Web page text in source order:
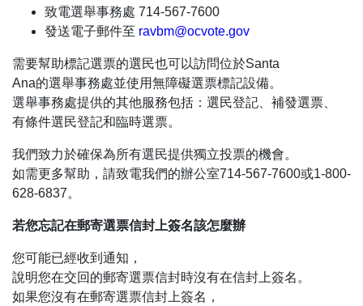
致電選舉事務處 714-567-7600
發送電子郵件至 ravbm@ocvote.gov
需要幫助標記選票的選民也可以訪問位於Santa
Ana的選舉事務處並使用無障礙選票標記設備。
選舉事務處提供的其他服務包括：選民登記、補發選票、
有條件選民登記和臨時選票。
我們致力於確保為所有選民提供獨立投票的機會。
如需更多幫助，請致電我們的辦公室714-567-7600或1-800-
628-6837。
若您忘記在郵寄選票信封上簽名該怎麼辦
您可能已經收到通知，
說明您在交回的郵寄選票信封時沒有在信封上簽名。
如果您沒有在郵寄選票信封上簽名，